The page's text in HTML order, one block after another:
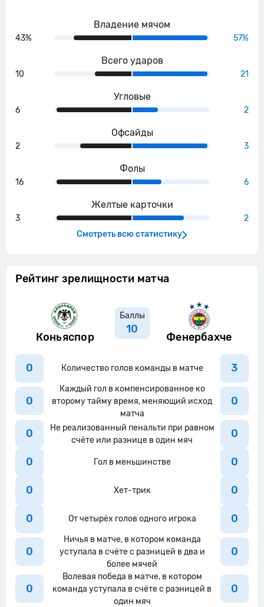
Владение мячом
43% 57%
Всего ударов
10 21
Угловые
6 2
Офсайды
2 3
Фолы
16 6
Желтые карточки
3
2
Смотреть всю статистику
Рейтинг зрелищности матча
Коньяспор
Баллы
10
Фенербахче
0 Количество голов команды в матче 3
0
Каждый гол в компенсированное ко
второму тайму время, меняющий исход
матча
0
0
Не реализованный пенальти при равном
счёте или разнице в один мяч
0
0 Гол в меньшинстве 0
0 Хет-трик 0
0 От четырёх голов одного игрока 0
0
Ничья в матче, в котором команда
уступала в счёте с разницей в два и
более мячей
0
0
Волевая победа в матче, в котором
команда уступала в счёте с разницей в
один мяч
0